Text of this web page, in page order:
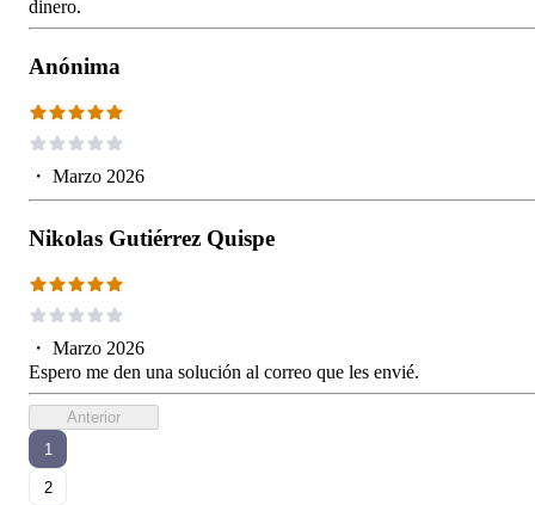
dinero.
Anónima
・ Marzo 2026
Nikolas Gutiérrez Quispe
・ Marzo 2026
Espero me den una solución al correo que les envié.
Anterior
1
2